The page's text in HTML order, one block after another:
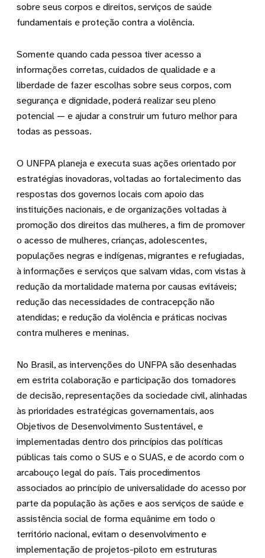
sobre seus corpos e direitos, serviços de saúde
fundamentais e proteção contra a violência.
Somente quando cada pessoa tiver acesso a
informações corretas, cuidados de qualidade e a
liberdade de fazer escolhas sobre seus corpos, com
segurança e dignidade, poderá realizar seu pleno
potencial — e ajudar a construir um futuro melhor para
todas as pessoas.
O UNFPA planeja e executa suas ações orientado por
estratégias inovadoras, voltadas ao fortalecimento das
respostas dos governos locais com apoio das
instituições nacionais, e de organizações voltadas à
promoção dos direitos das mulheres, a fim de promover
o acesso de mulheres, crianças, adolescentes,
populações negras e indígenas, migrantes e refugiadas,
à informações e serviços que salvam vidas, com vistas à
redução da mortalidade materna por causas evitáveis;
redução das necessidades de contracepção não
atendidas; e redução da violência e práticas nocivas
contra mulheres e meninas.
No Brasil, as intervenções do UNFPA são desenhadas
em estrita colaboração e participação dos tomadores
de decisão, representações da sociedade civil, alinhadas
às prioridades estratégicas governamentais, aos
Objetivos de Desenvolvimento Sustentável, e
implementadas dentro dos princípios das políticas
públicas tais como o SUS e o SUAS, e de acordo com o
arcabouço legal do país. Tais procedimentos
associados ao princípio de universalidade do acesso por
parte da população às ações e aos serviços de saúde e
assistência social de forma equânime em todo o
território nacional, evitam o desenvolvimento e
implementação de projetos-piloto em estruturas